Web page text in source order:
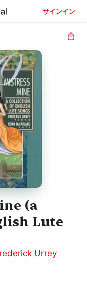
サインイン
(a
Lute
Urrey